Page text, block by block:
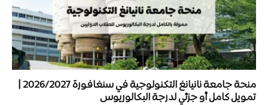
تمويل كامل أو جزئي لدرجة البكالوريوس